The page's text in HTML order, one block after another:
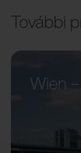
További
Wien